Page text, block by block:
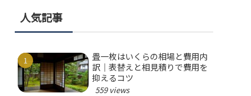
人気記事
畳一枚はいくらの相場と費用内
訳｜表替えと相見積りで費用を
抑えるコツ
559 views